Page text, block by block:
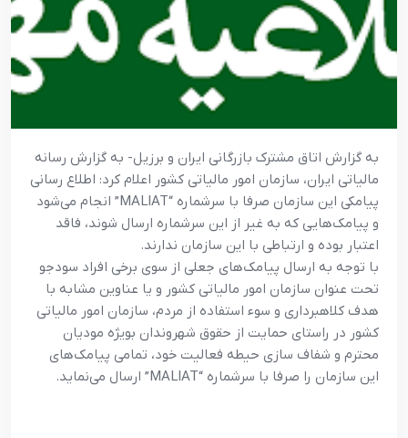
به گزارش اتاق مشترک بازرگانی ایران و برزیل- به گزارش رسانه
مالیاتی ایران، سازمان امور مالیاتی کشور اعلام کرد: اطلاع رسانی
پیامکی این سازمان صرفا با سرشماره “MALIAT” انجام می‌شود
و پیامک‌هایی که به غیر از این سرشماره ارسال شوند، فاقد
اعتبار بوده و ارتباطی با این سازمان ندارند.
با توجه به ارسال پیامک‌های جعلی از سوی برخی افراد سودجو
تحت عنوان سازمان امور مالیاتی کشور و یا عناوین مشابه با
هدف کلاهبرداری و سوء استفاده از مردم، سازمان امور مالیاتی
کشور در راستای حمایت از حقوق شهروندان بویژه مودیان
محترم و شفاف سازی حیطه فعالیت خود، تمامی پیامک‌های
این سازمان را صرفا با سرشماره “MALIAT” ارسال می‌نماید.